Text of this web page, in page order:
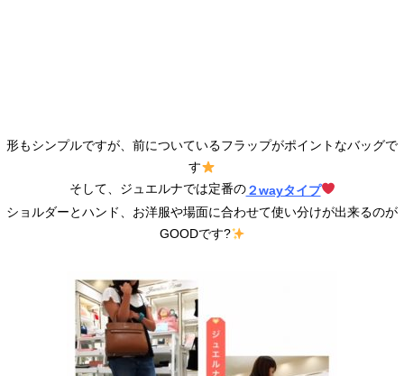
形もシンプルですが、前についているフラップがポイントなバッグで
す
そして、ジュエルナでは定番の２wayタイプ
ショルダーとハンド、お洋服や場面に合わせて使い分けが出来るのが
GOODです?